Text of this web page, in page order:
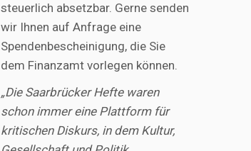
steuerlich absetzbar. Gerne senden
wir Ihnen auf Anfrage eine
Spendenbescheinigung, die Sie
dem Finanzamt vorlegen können.
„Die Saarbrücker Hefte waren
schon immer eine Plattform für
kritischen Diskurs, in dem Kultur,